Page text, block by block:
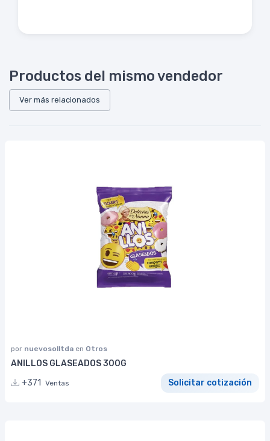
Productos del mismo vendedor
Ver más relacionados
por nuevosolltda en Otros
ANILLOS GLASEADOS 300G
+371 Ventas Solicitar cotización